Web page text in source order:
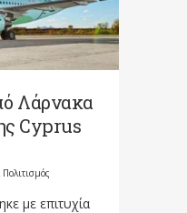
Λάρνακα
Cyprus
με επιτυχία